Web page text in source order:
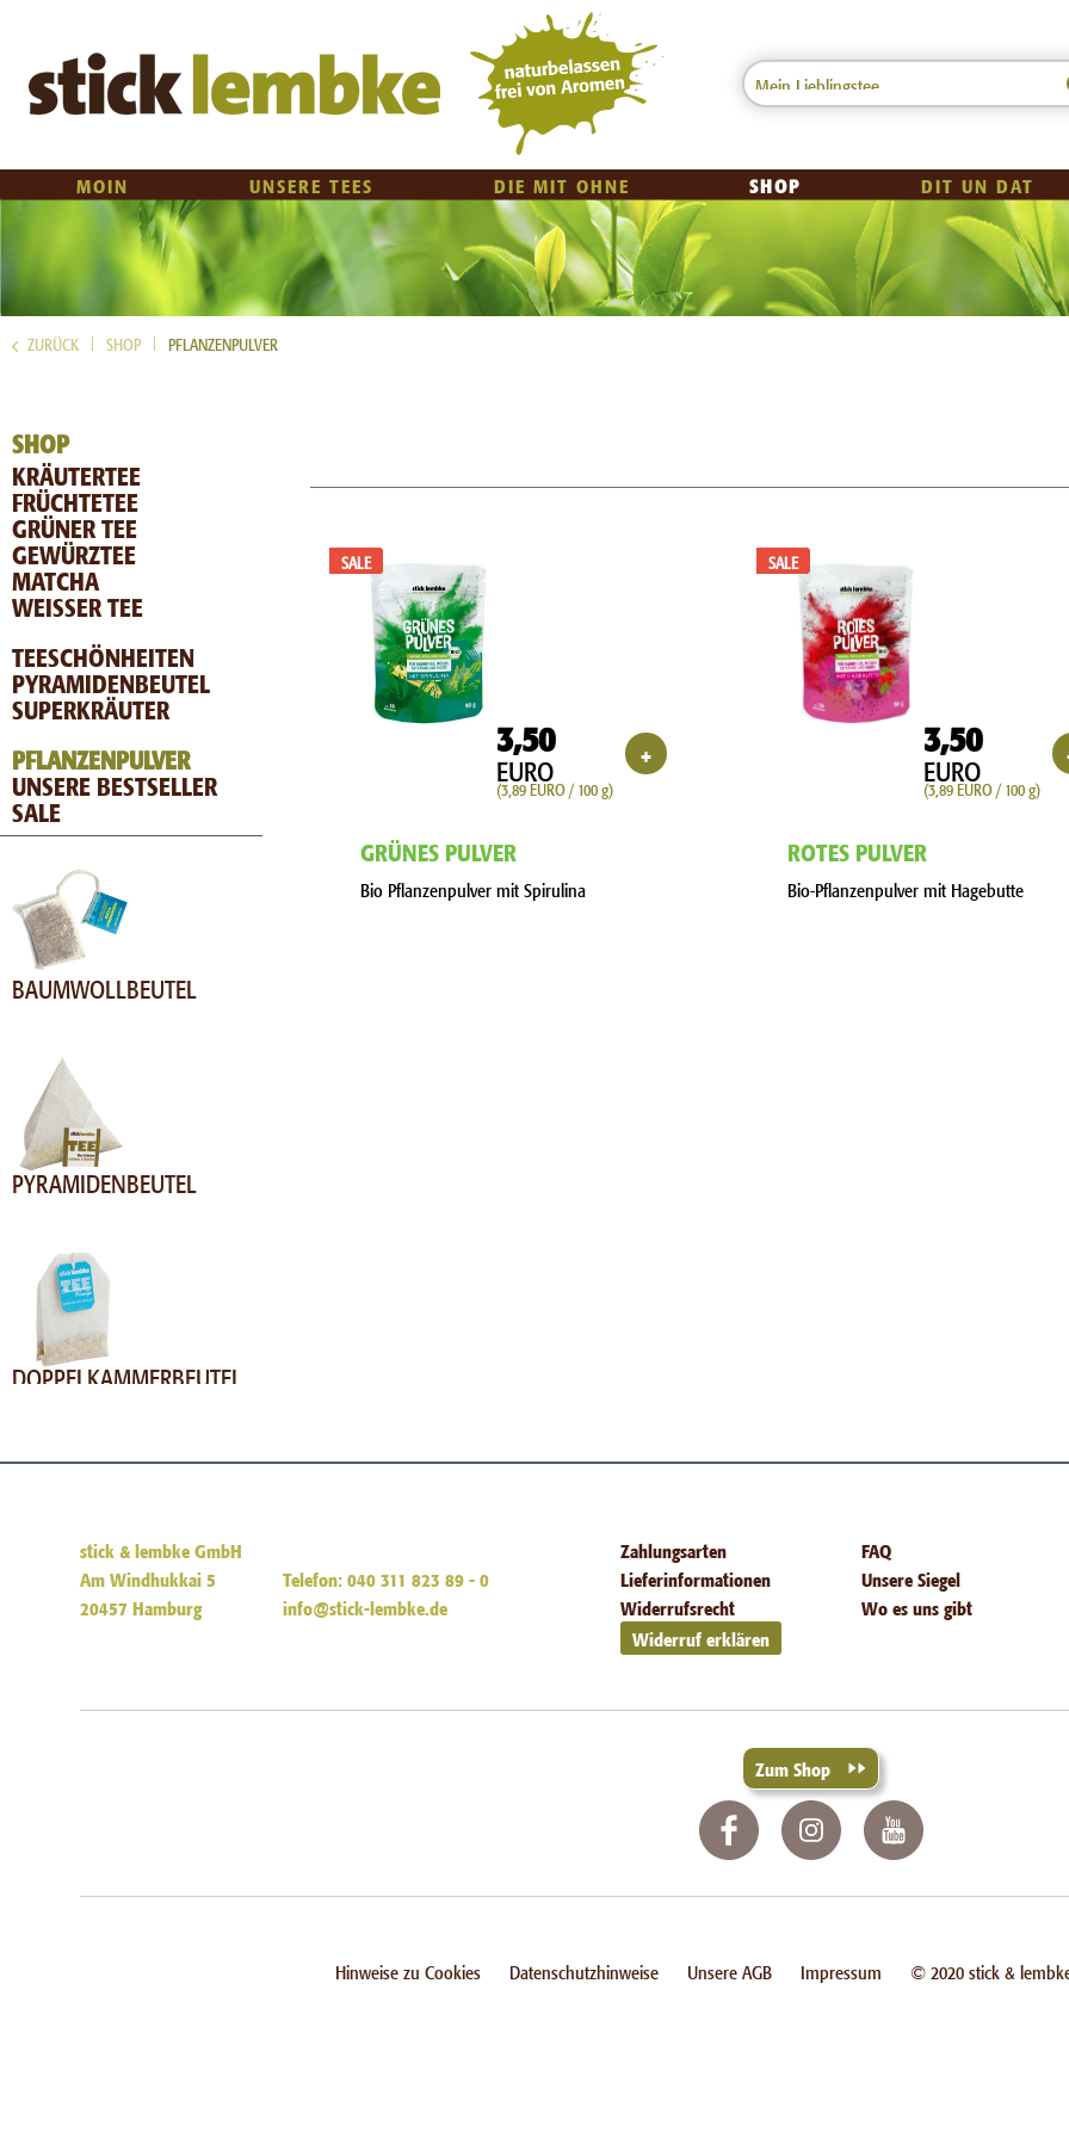
MOIN UNSERE TEES DIE MIT OHNE SHOP DIT UN DAT
ZURÜCK SHOP PFLANZENPULVER
SHOP
KRÄUTERTEE
FRÜCHTETEE
GRÜNER TEE
GEWÜRZTEE
MATCHA
WEISSER TEE
TEESCHÖNHEITEN
PYRAMIDENBEUTEL
SUPERKRÄUTER
PFLANZENPULVER
UNSERE BESTSELLER
SALE
BAUMWOLLBEUTEL
PYRAMIDENBEUTEL
DOPPELKAMMERBEUTEL
SALE
3,50
EURO
(3,89 EURO / 100 g)
+
GRÜNES PULVER
Bio Pflanzenpulver mit Spirulina
SALE
3,50
EURO
(3,89 EURO / 100 g)
ROTES PULVER
Bio-Pflanzenpulver mit Hagebutte
stick & lembke GmbH
Am Windhukkai 5
20457 Hamburg
Telefon: 040 311 823 89 - 0
info@stick-lembke.de
Zahlungsarten
Lieferinformationen
Widerrufsrecht
Widerruf erklären
FAQ
Unsere Siegel
Wo es uns gibt
Zum Shop
Hinweise zu Cookies Datenschutzhinweise Unsere AGB Impressum © 2020 stick &